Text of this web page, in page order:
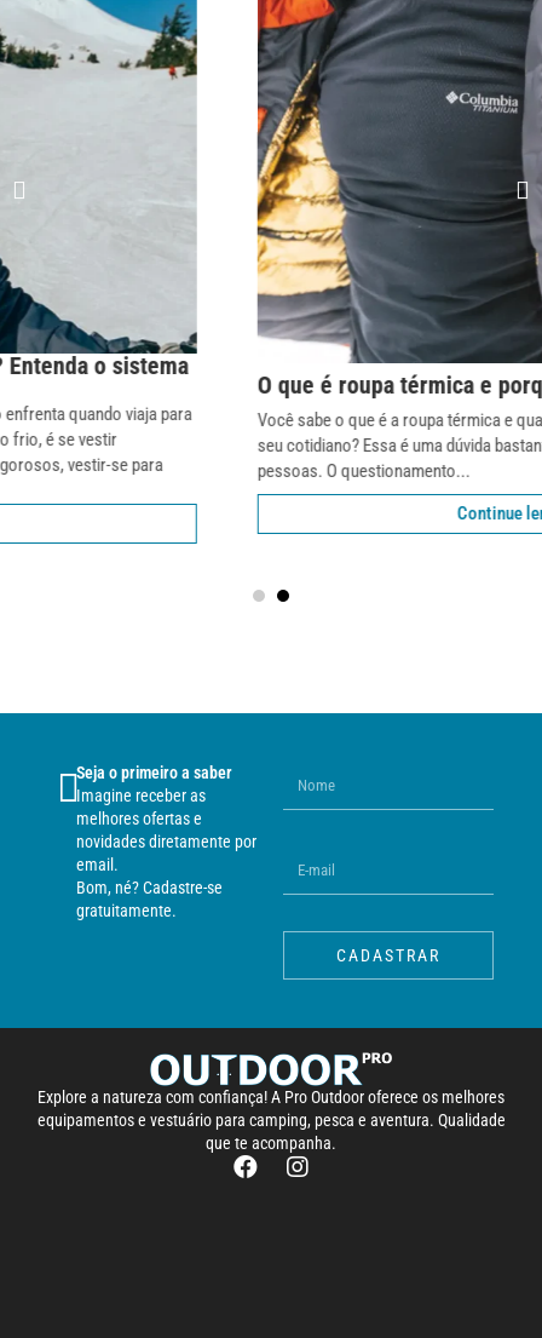
O que é roupa térmica e porque usá-las? Descubra!
Você sabe o que é a roupa térmica e quais os motivos para utilizá-las no
seu cotidiano? Essa é uma dúvida bastante presente por parte de muitas
pessoas. O questionamento...
Seja o primeiro a saber
Imagine receber as
melhores ofertas e
novidades diretamente por
email.
Bom, né? Cadastre-se
gratuitamente.
CADASTRAR
Explore a natureza com confiança! A Pro Outdoor oferece os melhores
equipamentos e vestuário para camping, pesca e aventura. Qualidade
que te acompanha.